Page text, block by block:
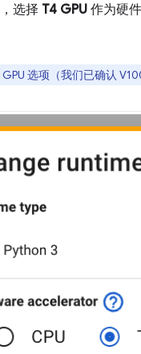
选择 T4 GPU 作为硬
选项（我们已确认